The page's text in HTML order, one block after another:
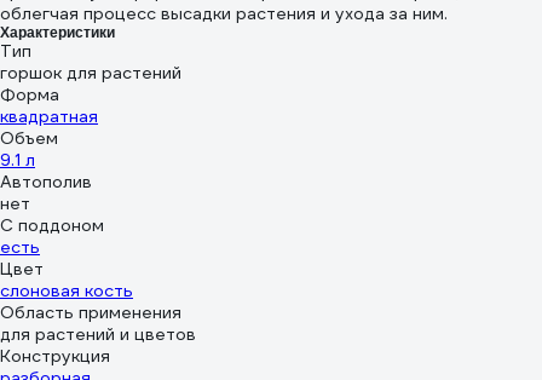
облегчая процесс высадки растения и ухода за ним.
Характеристики
Тип
горшок для растений
Форма
квадратная
Объем
9.1 л
Автополив
нет
С поддоном
есть
Цвет
слоновая кость
Область применения
для растений и цветов
Конструкция